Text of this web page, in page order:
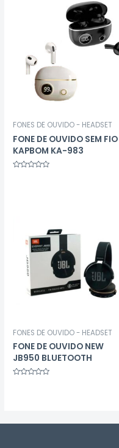
FONES DE OUVIDO - HEADSET
FONE DE OUVIDO SEM FIO
KAPBOM KA-983
FONES DE OUVIDO - HEADSET
FONE DE OUVIDO NEW
JB950 BLUETOOTH